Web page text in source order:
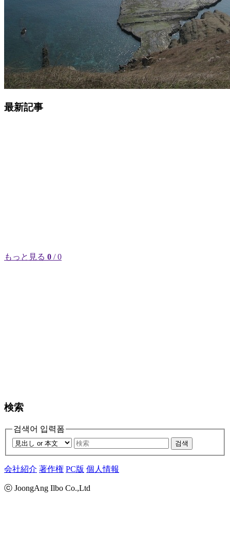
最新記事
もっと見る 0 / 0
検索
검색어 입력폼
검색
会社紹介 著作権 PC版 個人情報
ⓒ JoongAng Ilbo Co.,Ltd